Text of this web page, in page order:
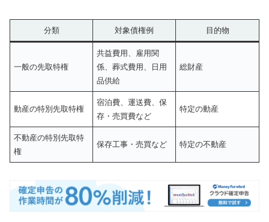
分類 対象債権例 目的物
一般の先取特権
共益費用、雇用関
係、葬式費用、日用
品供給
総財産
動産の特別先取特権
宿泊費、運送費、保
存・売買費など
特定の動産
不動産の特別先取特
権
保存工事・売買など 特定の不動産